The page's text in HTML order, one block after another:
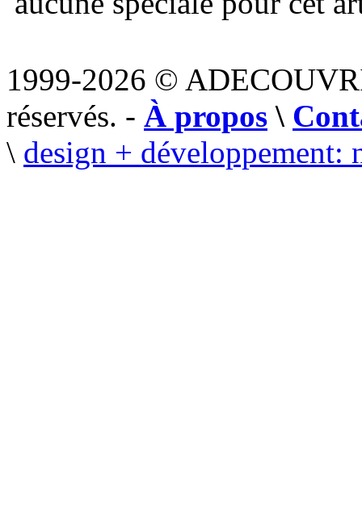
1999-2026 ©
réservés. - À propos \
\ design + développement: